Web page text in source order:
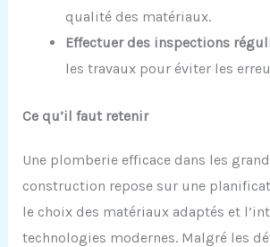
qualité des matériaux.
Effectuer des inspections
les travaux pour éviter les
Ce qu’il faut retenir
Une plomberie efficace dans les
construction repose sur une
le choix des matériaux adaptés et
technologies modernes. Malgré les